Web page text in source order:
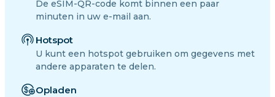
De eSIM-QR-code komt binnen een paar
minuten in uw e-mail aan.
Hotspot
U kunt een hotspot gebruiken om gegevens met
andere apparaten te delen.
Opladen